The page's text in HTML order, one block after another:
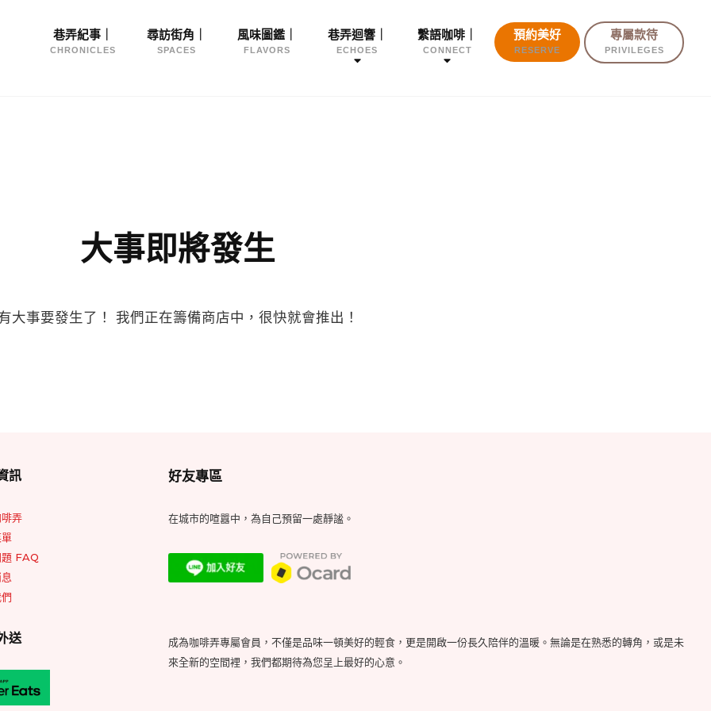
Site
Navigation
巷弄紀事｜
CHRONICLES
尋訪街角｜
SPACES
風味圖鑑｜
FLAVORS
巷弄迴響｜
ECHOES
繫語咖啡｜
CONNECT
預約美好
RESERVE
專屬款待
PRIVILEGES
大事即將發生
大事要發生了！ 我們正在籌備商店中，很快就會推出！
Footer
Area
訊
弄
題 FAQ
送
好友專區
在城市的喧囂中，為自己預留一處靜謐。
成為咖啡弄專屬會員，不僅是品味一頓美好的輕食，更是開啟一份長久陪伴的溫暖。無論是在熟悉的轉角，或是未
來全新的空間裡，我們都期待為您呈上最好的心意。